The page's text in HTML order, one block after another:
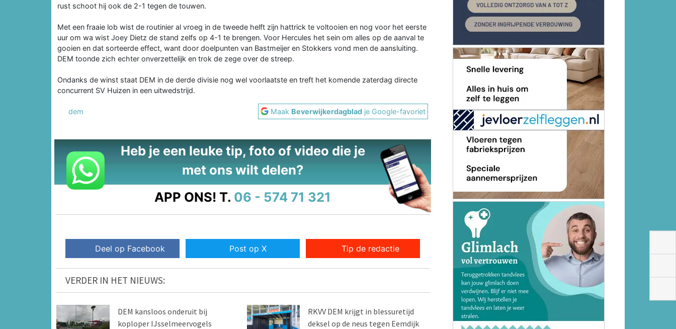
rust schoot hij ook de 2-1 tegen de touwen.
Met een fraaie lob wist de routinier al vroeg in de tweede helft zijn hattrick te voltooien en nog voor het eerste
uur om wa wist Joey Dietz de stand zelfs op 4-1 te brengen. Voor Hercules het sein om alles op de aanval te
gooien en dat sorteerde effect, want door doelpunten van Bastmeijer en Stokkers vond men de aansluiting.
DEM toonde zich echter onverzettelijk en trok de zege over de streep.
Ondanks de winst staat DEM in de derde divisie nog wel voorlaatste en treft het komende zaterdag directe
concurrent SV Huizen in een uitwedstrijd.
dem Maak Beverwijkerdagblad je Google-favoriet
Heb je een leuke tip, foto of video die je
met ons wilt delen?
APP ONS! T. 06 - 574 71 321
Deel op Facebook Post op X Tip de redactie
VERDER IN HET NIEUWS:
DEM kansloos onderuit bij
koploper IJsselmeervogels
RKVV DEM krijgt in blessuretijd
deksel op de neus tegen Eemdijk